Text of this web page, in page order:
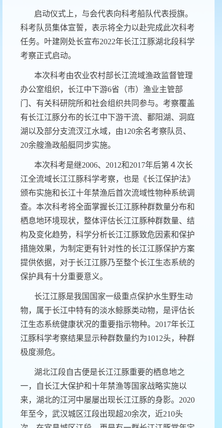
启动仪式上，与会代表向科考船队代表授旗。
科考队员集体宣誓，表示将全力以赴完成此次科考
任务。叶建刚处长宣布2022年长江江豚湖北段科学
考察正式启动。
本次科考由农业农村部长江流域渔政监督管理
办公室组织，长江中下游6省（市）渔业主管部
门、有关科研院所和社会组织共同参与。考察覆盖
有长江江豚分布的长江中下游干流、鄱阳湖、洞庭
湖以及部分支流汊江水域，由120余名考察队员、
20余艘渔政船艇同步实施。
本次科考是继2006、 2012和2017年后第４次长
江全流域长江江豚科学考察，也是《长江保护法》
颁布实施和长江十年禁渔后首次流域性物种系统调
查。本次科考将全面掌握长江江豚种群数量分布和
栖息地环境现状，整体评估长江江豚种群数量、结
构及变化趋势，科学分析长江江豚致危因素和保护
措施效果，为制定更有针对性的长江江豚保护方案
提供依据，对于长江江豚乃至整个长江生态系统的
保护具有十分重要意义。
长江江豚是我国国家一级重点保护水生野生动
物，属于长江中特有的淡水鲸豚类动物，是评估长
江生态系统健康状况的重要指示物种。 2017年长江
江豚科学考察结果显示种群数量约为1012头，种群
极度濒危。
湖北江段自古便是长江江豚重要的栖息地之
一，自长江大保护和十年禁渔等国家战略实施以
来，湖北的江河中屡屡出现长江江豚的身影。 2020
年至今，武汉城区江段出现超20余次，近210头